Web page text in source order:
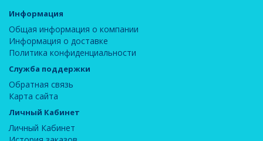
Информация
Общая информация о компании
Информация о доставке
Политика конфиденциальности
Служба поддержки
Обратная связь
Карта сайта
Личный Кабинет
Личный Кабинет